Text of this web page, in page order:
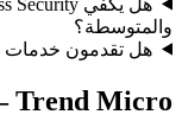
والمتوسطة؟
هل تقدمون خدمات
Trend Micro